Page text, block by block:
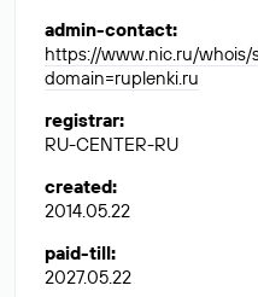
admin-contact:
https://www.nic.ru/whois/
domain=ruplenki.ru
registrar:
RU-CENTER-RU
created:
2014.05.22
paid-till:
2027.05.22